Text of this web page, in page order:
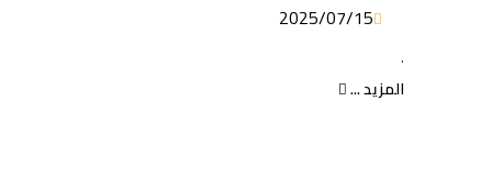
2025/07/15
المزيد ...